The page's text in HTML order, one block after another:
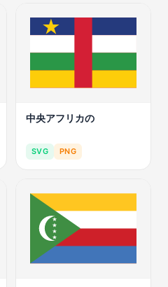
中央アフリカの
SVG PNG